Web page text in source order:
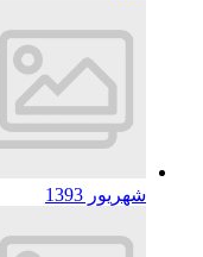
شهریور 1393